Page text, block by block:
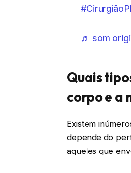
♬ som
Quais
corpo e a
Existem
depende do
aqueles que